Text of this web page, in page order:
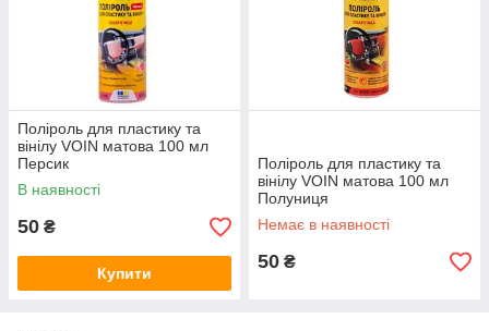
Поліроль для пластику та
вінілу VOIN матова 100 мл
Персик
В наявності
50 ₴
Купити
Поліроль для пластику та
вінілу VOIN матова 100 мл
Полуниця
Немає в наявності
50 ₴